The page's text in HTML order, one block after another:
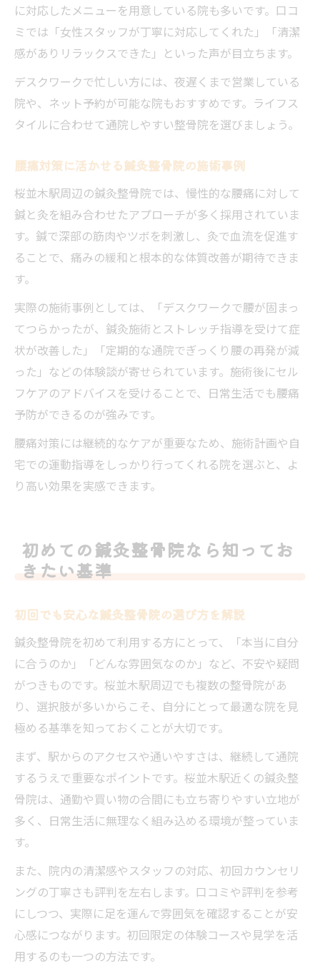
に対応したメニューを用意している院も多いです。口コ
ミでは「女性スタッフが丁寧に対応してくれた」「清潔
感がありリラックスできた」といった声が目立ちます。
デスクワークで忙しい方には、夜遅くまで営業している
院や、ネット予約が可能な院もおすすめです。ライフス
タイルに合わせて通院しやすい整骨院を選びましょう。
腰痛対策に活かせる鍼灸整骨院の施術事例
桜並木駅周辺の鍼灸整骨院では、慢性的な腰痛に対して
鍼と灸を組み合わせたアプローチが多く採用されていま
す。鍼で深部の筋肉やツボを刺激し、灸で血流を促進す
ることで、痛みの緩和と根本的な体質改善が期待できま
す。
実際の施術事例としては、「デスクワークで腰が固まっ
てつらかったが、鍼灸施術とストレッチ指導を受けて症
状が改善した」「定期的な通院でぎっくり腰の再発が減
った」などの体験談が寄せられています。施術後にセル
フケアのアドバイスを受けることで、日常生活でも腰痛
予防ができるのが強みです。
腰痛対策には継続的なケアが重要なため、施術計画や自
宅での運動指導をしっかり行ってくれる院を選ぶと、よ
り高い効果を実感できます。
初めての鍼灸整骨院なら知ってお
きたい基準
初回でも安心な鍼灸整骨院の選び方を解説
鍼灸整骨院を初めて利用する方にとって、「本当に自分
に合うのか」「どんな雰囲気なのか」など、不安や疑問
がつきものです。桜並木駅周辺でも複数の整骨院があ
り、選択肢が多いからこそ、自分にとって最適な院を見
極める基準を知っておくことが大切です。
まず、駅からのアクセスや通いやすさは、継続して通院
するうえで重要なポイントです。桜並木駅近くの鍼灸整
骨院は、通勤や買い物の合間にも立ち寄りやすい立地が
多く、日常生活に無理なく組み込める環境が整っていま
す。
また、院内の清潔感やスタッフの対応、初回カウンセリ
ングの丁寧さも評判を左右します。口コミや評判を参考
にしつつ、実際に足を運んで雰囲気を確認することが安
心感につながります。初回限定の体験コースや見学を活
用するのも一つの方法です。